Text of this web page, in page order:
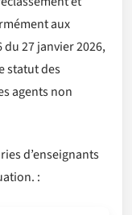
aux
du 27 janvier 2026,
statut des
agents non
d’enseignants
: